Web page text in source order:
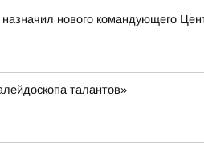
нового командующего
талантов»